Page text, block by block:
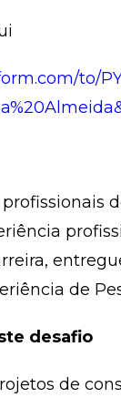
to/
de
desafio
de